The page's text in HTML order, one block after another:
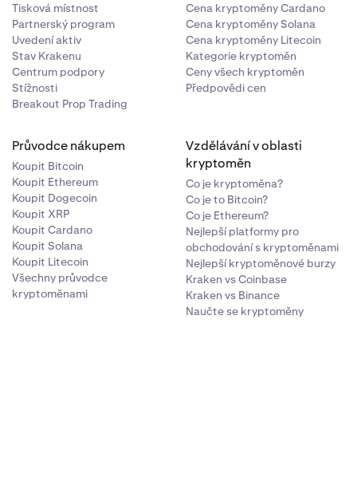
svůj
Kraken
Kraken
nebo
Tisková místnost
Partnerský program
Uvedení aktiv
Stav Krakenu
Centrum podpory
Stížnosti
Breakout Prop Trading
Cena kryptoměny Cardano
Cena kryptoměny Solana
Cena kryptoměny Litecoin
Kategorie kryptoměn
Ceny všech kryptoměn
Předpovědi cen
Průvodce nákupem
Koupit Bitcoin
Koupit Ethereum
Koupit Dogecoin
Koupit XRP
Koupit Cardano
Koupit Solana
Koupit Litecoin
Všechny průvodce
kryptoměnami
Vzdělávání v oblasti
kryptoměn
Co je kryptoměna?
Co je to Bitcoin?
Co je Ethereum?
Nejlepší platformy pro
obchodování s kryptoměnami
Nejlepší kryptoměnové burzy
Kraken vs Coinbase
Kraken vs Binance
Naučte se kryptoměny